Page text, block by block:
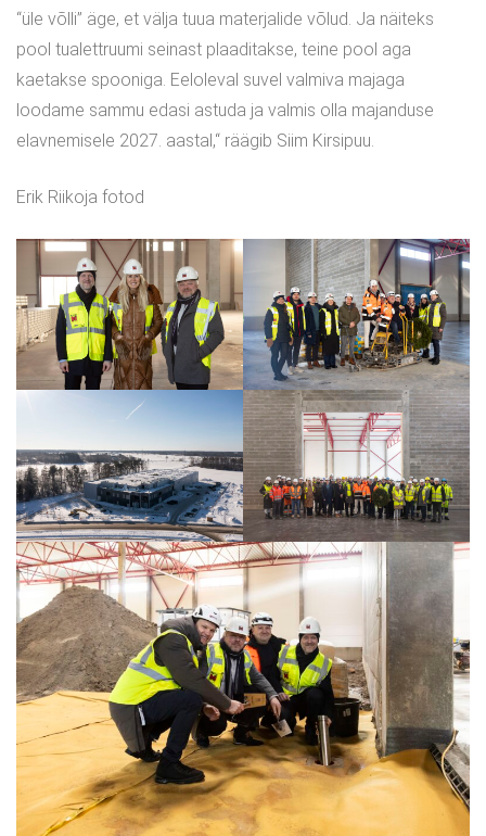
“üle võlli” äge, et välja tuua materjalide võlud. Ja näiteks
pool tualettruumi seinast plaaditakse, teine pool aga
kaetakse spooniga. Eeloleval suvel valmiva majaga
loodame sammu edasi astuda ja valmis olla majanduse
elavnemisele 2027. aastal,“ räägib Siim Kirsipuu.
Erik Riikoja fotod